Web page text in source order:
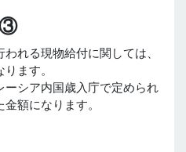
③
れる現物給付に関しては、
ます。
シア内国歳入庁で定められ
額になります。